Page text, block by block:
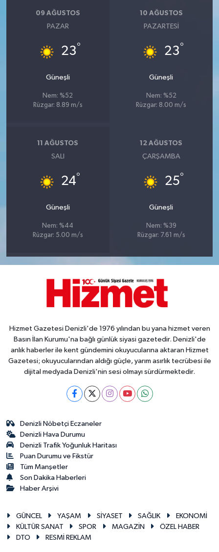
09 AĞUSTOS
PAZAR
23°
Güneşli
Nem: %52
Rüzgar: 8.89 m/s
10 AĞUSTOS
PAZARTESI
23°
Güneşli
Nem: %52
Rüzgar: 8.00 m/s
11 AĞUSTOS
SALI
24°
Güneşli
Nem: %44
Rüzgar: 5.00 m/s
12 AĞUSTOS
ÇARŞAMBA
25°
Güneşli
Nem: %39
Rüzgar: 7.61 m/s
Hizmet Gazetesi Denizli'de 1976 yılından bu yana hizmet veren
Basın İlan Kurumu'na bağlı günlük siyasi gazetedir. Denizli'de
anlık haberler ile kent gündemini okuyucularına aktaran Hizmet
Gazetesi; okuyucularından aldığı güçle, yarım asırlık tecrübesi ile
dijital medyada Denizli'nin sesi olmayı sürdürmektedir.
Denizli Nöbetçi Eczaneler
Denizli Hava Durumu
Denizli Trafik Yoğunluk Haritası
Puan Durumu ve Fikstür
Tüm Manşetler
Son Dakika Haberleri
Haber Arşivi
GÜNCEL YAŞAM SİYASET SAĞLIK
EKONOMİ
KÜLTÜR SANAT
SPOR MAGAZİN
ÖZEL HABER
DTO
RESMİ REKLAM